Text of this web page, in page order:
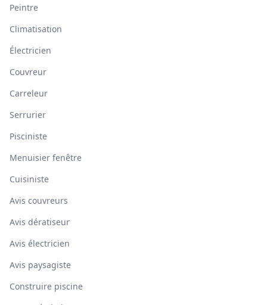
Peintre
Climatisation
Électricien
Couvreur
Carreleur
Serrurier
Pisciniste
Menuisier fenêtre
Cuisiniste
Avis couvreurs
Avis dératiseur
Avis électricien
Avis paysagiste
Construire piscine